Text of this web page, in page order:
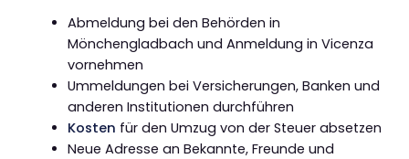
Abmeldung bei den Behörden in
Mönchengladbach und Anmeldung in Vicenza
vornehmen
Ummeldungen bei Versicherungen, Banken und
anderen Institutionen durchführen
Kosten für den Umzug von der Steuer absetzen
Neue Adresse an Bekannte, Freunde und